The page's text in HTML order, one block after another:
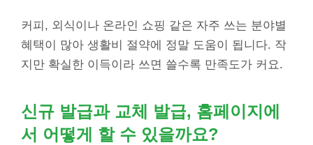
커피, 외식이나 온라인 쇼핑 같은 자주 쓰는 분야별
혜택이 많아 생활비 절약에 정말 도움이 됩니다. 작
지만 확실한 이득이라 쓰면 쓸수록 만족도가 커요.
신규 발급과 교체 발급, 홈페이지에
서 어떻게 할 수 있을까요?